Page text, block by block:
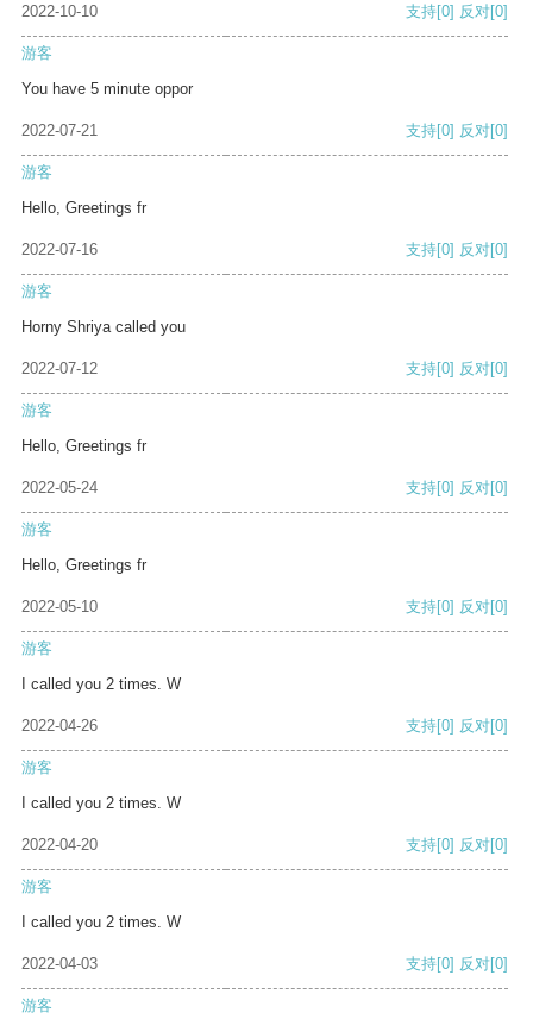
2022-10-10 支持[0] 反对[0]
游客
You have 5 minute oppor
2022-07-21 支持[0] 反对[0]
游客
Hello, Greetings fr
2022-07-16 支持[0] 反对[0]
游客
Horny Shriya called you
2022-07-12 支持[0] 反对[0]
游客
Hello, Greetings fr
2022-05-24 支持[0] 反对[0]
游客
Hello, Greetings fr
2022-05-10 支持[0] 反对[0]
游客
I called you 2 times. W
2022-04-26 支持[0] 反对[0]
游客
I called you 2 times. W
2022-04-20 支持[0] 反对[0]
游客
I called you 2 times. W
2022-04-03 支持[0] 反对[0]
游客